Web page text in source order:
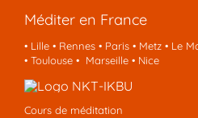
Méditer en France
• Lille• Rennes• Paris• Metz• Le
• Toulouse• Marseille• Nice
Cours de méditation